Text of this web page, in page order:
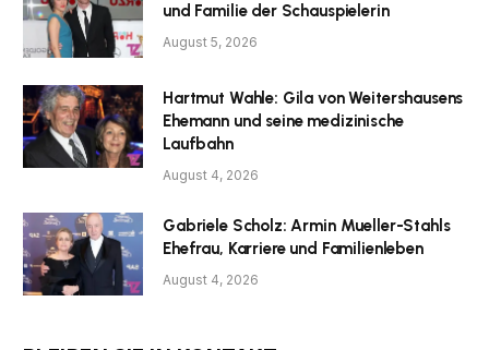
und Familie der Schauspielerin
August 5, 2026
Hartmut Wahle: Gila von Weitershausens
Ehemann und seine medizinische
Laufbahn
August 4, 2026
Gabriele Scholz: Armin Mueller-Stahls
Ehefrau, Karriere und Familienleben
August 4, 2026